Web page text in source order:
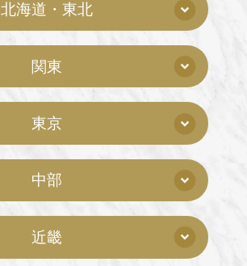
北海道・東北
関東
東京
中部
近畿